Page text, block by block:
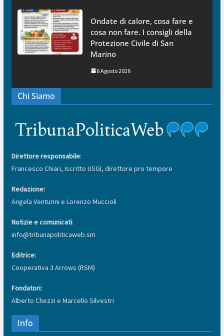
Ondate di calore, cosa fare e
cosa non fare. I consigli della
Protezione Civile di San
Marino
6 Agosto 2026
Chi Siamo
Direttore responsabile:
Francesco Chiari, Iscritto USGI, direttore pro tempore
Redazione:
Angela Venturini e Lorenzo Muccioli
Notizie e comunicati:
info@tribunapoliticaweb.sm
Editrice:
Cooperativa 3 Arrows (RSM)
Fondatori:
Alberto Chezzi e Marcello Silvestri
Info